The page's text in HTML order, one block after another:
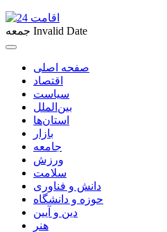
جمعه Invalid Date
صفحه اصلی
اقتصاد
سیاست
بین‌الملل
استان‌ها
بازار
جامعه
ورزش
سلامت
دانش و فناوری
حوزه و دانشگاه
دین و آیین
هنر